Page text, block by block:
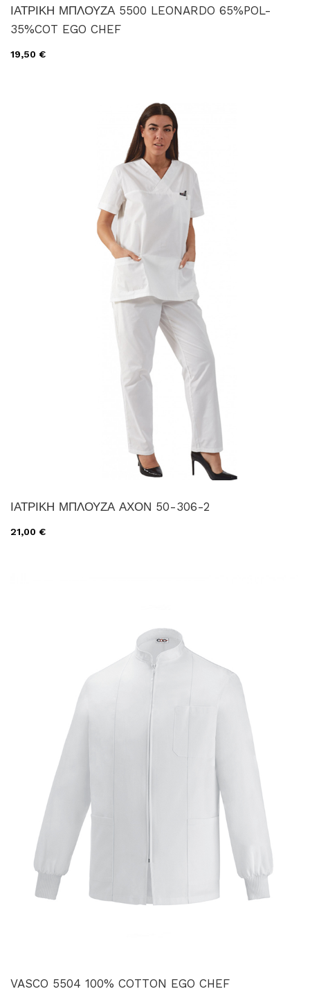
ΙΑΤΡΙΚΗ ΜΠΛΟΥΖΑ 5500 LEONARDO 65%POL-
35%COT EGO CHEF
19,50 €
ΙΑΤΡΙΚΗ ΜΠΛΟΥΖΑ ΑΧΟΝ 50-306-2
21,00 €
VASCO 5504 100% COTTON EGO CHEF